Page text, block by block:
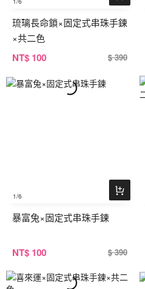
琉璃長命鎖×固定式串珠手鍊
×共二色
NT$ 100 $ 390
1/6
暴富兔×固定式串珠手鍊
NT$ 100 $ 390